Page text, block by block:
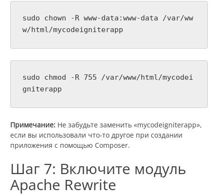
sudo chown -R www-data:www-data /var/ww
w/html/mycodeigniterapp
sudo chmod -R 755 /var/www/html/mycodei
gniterapp
Примечание: Не забудьте заменить «mycodeigniterapp»,
если вы использовали что-то другое при создании
приложения с помощью Composer.
Шаг 7: Включите модуль
Apache Rewrite